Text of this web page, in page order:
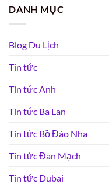
DANH MỤC
Blog Du Lịch
Tin tức
Tin tức Anh
Tin tức Ba Lan
Tin tức Bồ Đào Nha
Tin tức Đan Mạch
Tin tức Dubai